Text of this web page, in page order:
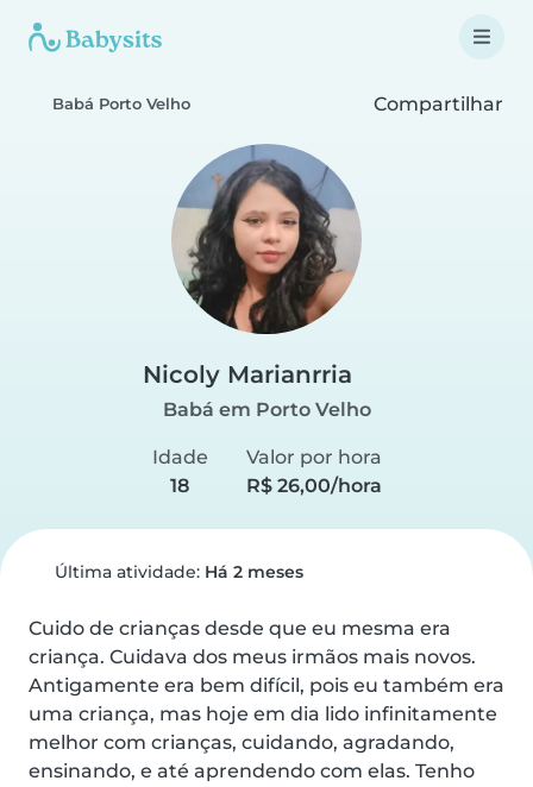
Babá Porto Velho Compartilhar
Nicoly Marianrria
Babá em Porto Velho
Idade
18
Valor por hora
R$ 26,00/hora
Última atividade: Há 2 meses
Cuido de crianças desde que eu mesma era
criança. Cuidava dos meus irmãos mais novos.
Antigamente era bem difícil, pois eu também era
uma criança, mas hoje em dia lido infinitamente
melhor com crianças, cuidando, agradando,
ensinando, e até aprendendo com elas. Tenho